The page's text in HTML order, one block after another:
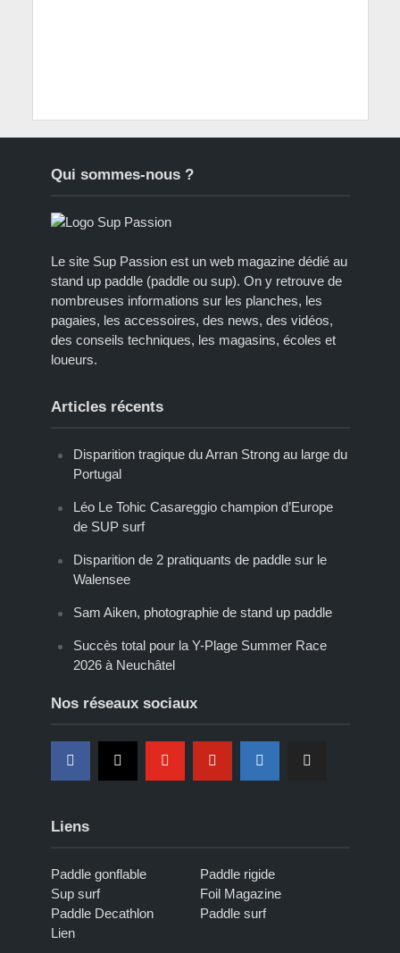
Qui sommes-nous ?
Le site Sup Passion est un web magazine dédié au
stand up paddle (paddle ou sup). On y retrouve de
nombreuses informations sur les planches, les
pagaies, les accessoires, des news, des vidéos,
des conseils techniques, les magasins, écoles et
loueurs.
Articles récents
Disparition tragique du Arran Strong au large du
Portugal
Léo Le Tohic Casareggio champion d’Europe
de SUP surf
Disparition de 2 pratiquants de paddle sur le
Walensee
Sam Aiken, photographie de stand up paddle
Succès total pour la Y-Plage Summer Race
2026 à Neuchâtel
Nos réseaux sociaux
Liens
Paddle gonflable
Paddle rigide
Sup surf
Foil Magazine
Paddle Decathlon
Paddle surf
Lien